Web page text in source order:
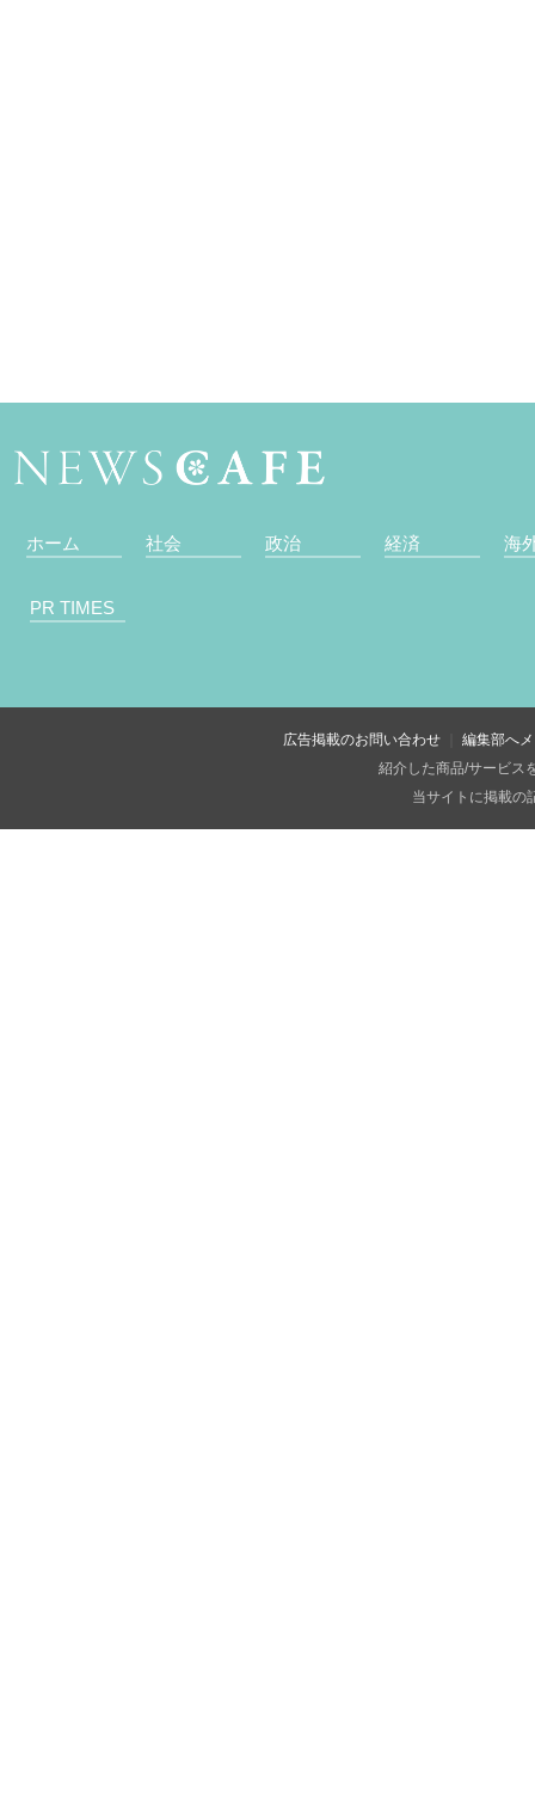
ホーム 社会 政治 経済 海
PR TIMES
広告掲載のお問い合わせ
編集部へ
紹介した商品/サービス
当サイトに掲載の